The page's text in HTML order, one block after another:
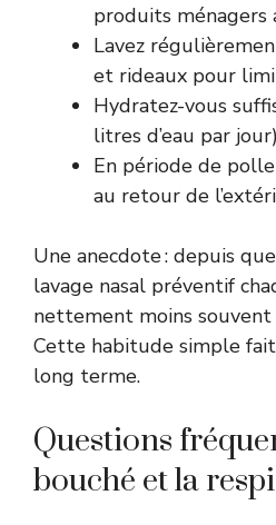
produits ménagers
Lavez
et rideaux pour
Hydratez-vous
litres d’eau par
En période de
au retour de
Une anecdote : depuis
lavage nasal préventif
nettement moins souvent
Cette habitude simple
long terme.
Questions
bouché et la